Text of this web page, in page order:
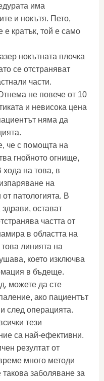
има
и нокътя. Пето,
е кратък, той е само
нокътната плочка
се отстраняват
части.
не повече от 10
и невисока цена
няма да
че с помощта на
гнойното огнище,
хода на това, в
на
от патологията. В
остават
частта от
в областта на
линията на
което изключва
в бъдеще.
можете да сте
ако пациентът
след операцията.
тези
са най-ефективни.
резултат от
много методи
заболяване за